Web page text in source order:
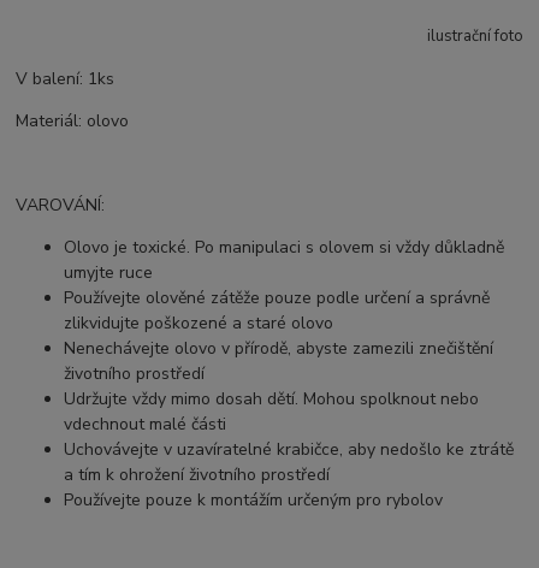
ilustrační foto
V balení: 1ks
Materiál: olovo
VAROVÁNÍ:
Olovo je toxické. Po manipulaci s olovem si vždy důkladně
umyjte ruce
Používejte olověné zátěže pouze podle určení a správně
zlikvidujte poškozené a staré olovo
Nenechávejte olovo v přírodě, abyste zamezili znečištění
životního prostředí
Udržujte vždy mimo dosah dětí. Mohou spolknout nebo
vdechnout malé části
Uchovávejte v uzavíratelné krabičce, aby nedošlo ke ztrátě
a tím k ohrožení životního prostředí
Používejte pouze k montážím určeným pro rybolov